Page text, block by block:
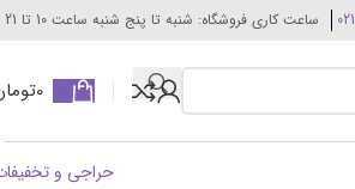
ساعت کاری فروشگاه: شنبه تا پنج شنبه ساعت 10 تا 21
0
حراجی و